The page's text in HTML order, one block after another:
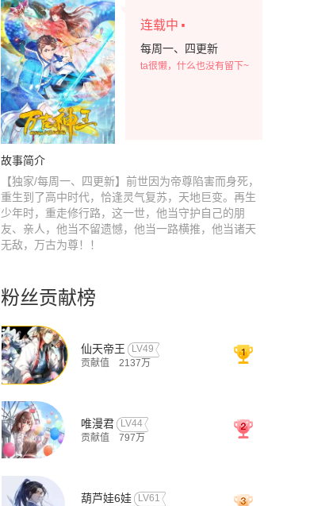
连载中 ·
每周一、四更新
ta很懒，什么也没有留下~
故事简介
【独家/每周一、四更新】前世因为帝尊陷害而身死，
重生到了高中时代，恰逢灵气复苏，天地巨变。再生
少年时，重走修行路，这一世，他当守护自己的朋
友、亲人，他当不留遗憾，他当一路横推，他当诸天
无敌，万古为尊！！
粉丝贡献榜
仙天帝王
LV49
贡献值
2137万
唯漫君
LV44
贡献值
797万
葫芦娃6娃
LV61